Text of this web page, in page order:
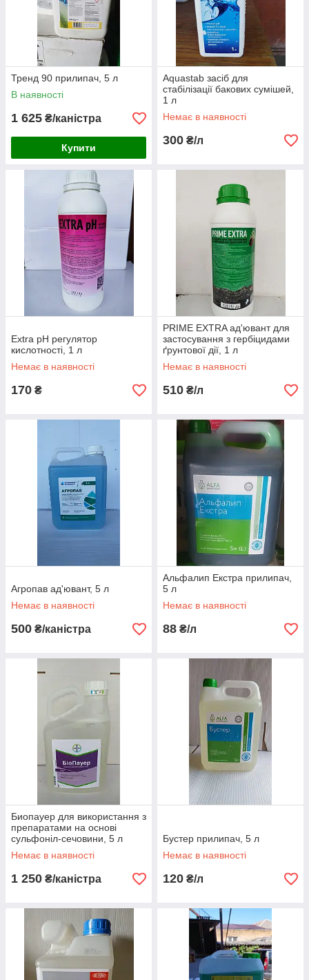
Тренд 90 прилипач, 5 л
В наявності
1 625 ₴/каністра
Купити
Aquastab засіб для
стабілізації бакових сумішей,
1 л
Немає в наявності
300 ₴/л
Extra pH регулятор
кислотності, 1 л
Немає в наявності
170 ₴
PRIME EXTRA ад'ювант для
застосування з гербіцидами
ґрунтової дії, 1 л
Немає в наявності
510 ₴/л
Агропав ад'ювант, 5 л
Немає в наявності
500 ₴/каністра
Альфалип Екстра прилипач,
5 л
Немає в наявності
88 ₴/л
Биопауер для використання з
препаратами на основі
сульфоніл-сечовини, 5 л
Немає в наявності
1 250 ₴/каністра
Бустер прилипач, 5 л
Немає в наявності
120 ₴/л